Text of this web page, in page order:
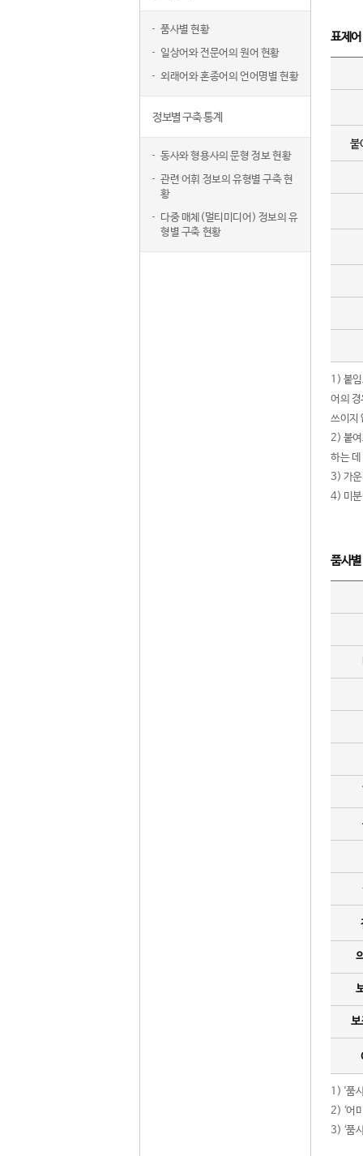
품사별 현황
일상어와 전문어의 원어 현황
외래어와 혼종어의 언어명별 현황
정보별 구축 통계
동사와 형용사의 문형 정보 현황
관련 어휘 정보의 유형별 구축 현
황
다중 매체(멀티미디어) 정보의 유
형별 구축 현황
표제
붙
1) 붙
어의
쓰이지
2) 붙여
하는
3) 가운
4) 미분
품사
보
1) '품
2) ‘어
3) ‘품